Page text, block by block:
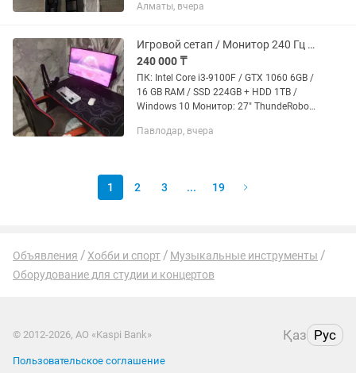
на корпусе). Все функции работают
Алматы, вчера
Игровой сетап / Монитор 240 Гц / Кресло / Девайсы
240 000 ₸
ПК: Intel Core i3-9100F / GTX 1060 6GB /
16 GB RAM / SSD 224GB + HDD 1TB /
Windows 10 Монитор: 27" ThundeRobot
картинка) Микрофон: Maono PD200X
Павлодар, вчера
1 2 3 ... 19
Объявления Хобби и спорт
Музыкальные инструменты
Оборудование для студии и концертов
© 2012-2026, АО «Kaspi Bank» Қаз Рус
Пользовательское соглашение